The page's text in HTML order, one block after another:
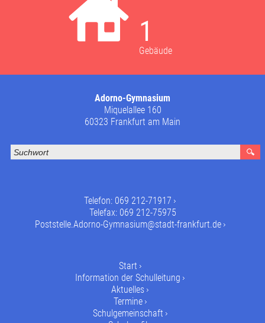
1
Gebäude
Adorno-Gymnasium
Miquelallee 160
60323 Frankfurt am Main
Telefon: 069 212-71917
Telefax: 069 212-75975
Poststelle.Adorno-Gymnasium@stadt-frankfurt.de
Start
Information der Schulleitung
Aktuelles
Termine
Schulgemeinschaft